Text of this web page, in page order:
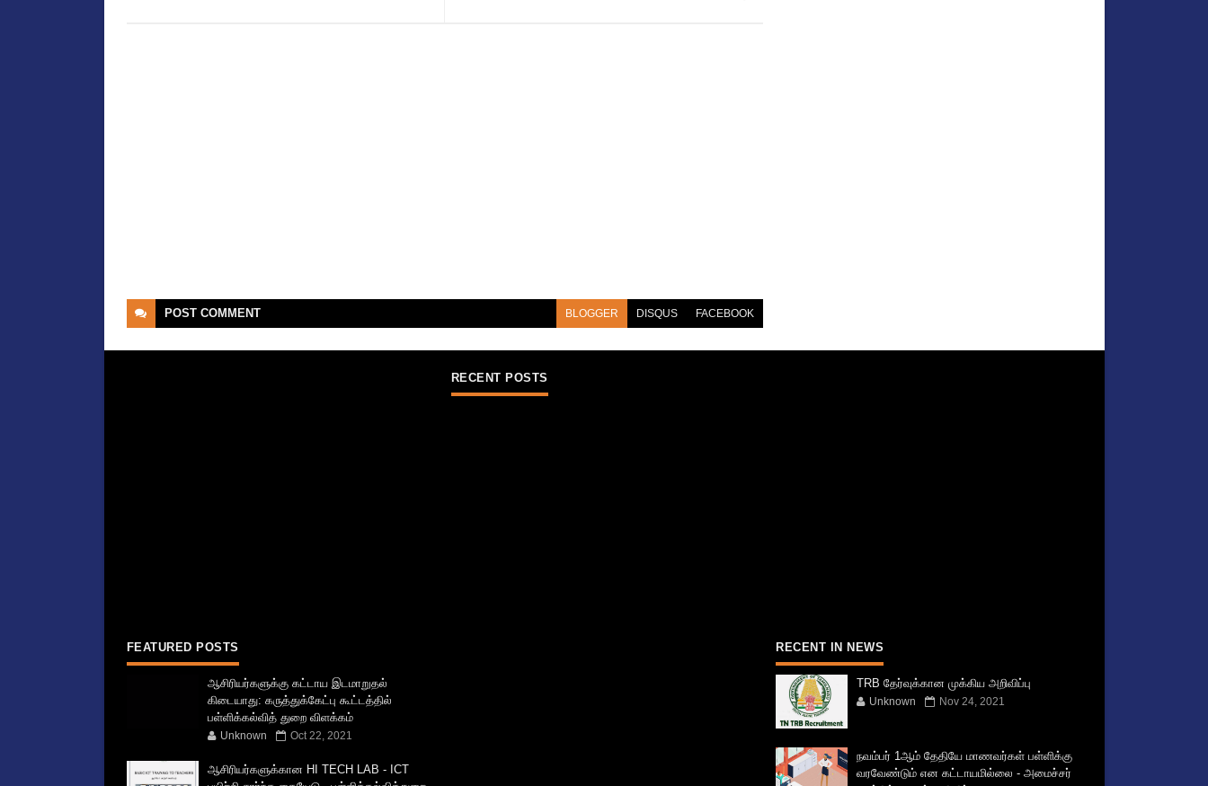
POST COMMENT BLOGGER DISQUS FACEBOOK
FEATURED POSTS
ஆசிரியர்களுக்கு கட்டாய இடமாறுதல்
கிடையாது: கருத்துக்கேட்பு கூட்டத்தில்
பள்ளிக்கல்வித் துறை விளக்கம்
Unknown Oct 22, 2021
ஆசிரியர்களுக்கான HI TECH LAB - ICT
RECENT POSTS
RECENT IN NEWS
TRB தேர்வுக்கான முக்கிய அறிவிப்பு
Unknown Nov 24, 2021
நவம்பர் 1ஆம் தேதியே மாணவர்கள் பள்ளிக்கு
வரவேண்டும் என கட்டாயமில்லை - அமைச்சர்